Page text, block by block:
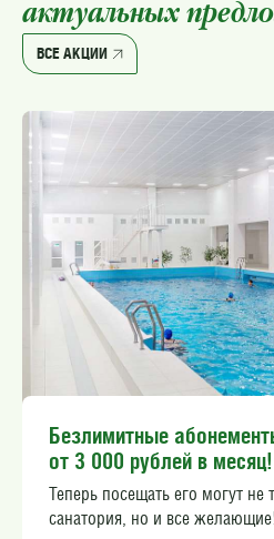
актуальных
ВСЕ АКЦИИ
Безлимитные
от 3 000 рублей в месяц!
Теперь посещать его могут не
санатория, но и все